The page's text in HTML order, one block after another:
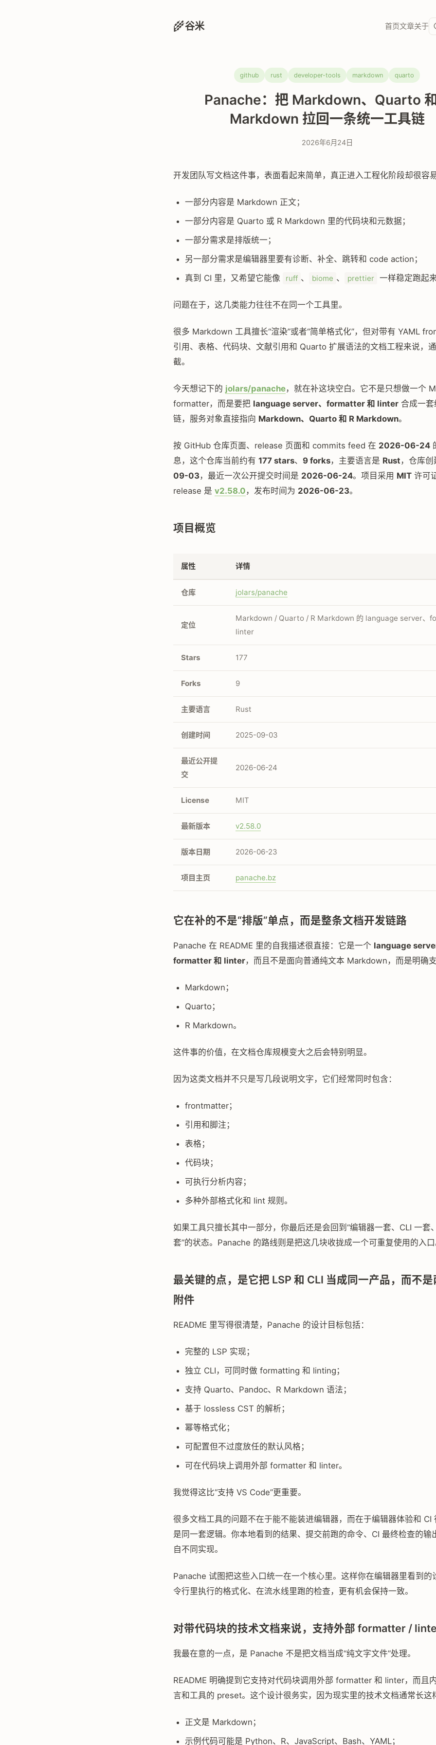
🌾谷米 首页文章关于
github rust developer-tools markdown quarto
Panache：把 Markdown、Quarto
Markdown 拉回一条统一工具链
2026年6月24日
开发团队写文档这件事，表面看起来简单，真正进入工程化阶段却很容易
一部分内容是 Markdown 正文；
一部分内容是 Quarto 或 R Markdown 里的代码块和元数据；
一部分需求是排版统一；
另一部分需求是编辑器里要有诊断、补全、跳转和 code action；
真到 CI 里，又希望它能像
ruff 、 biome 、 prettier 一样稳定跑起来
问题在于，这几类能力往往不在同一个工具里。
很多 Markdown 工具擅长“渲染”或者“简单格式化”，但对带有 YAML
引用、表格、代码块、文献引用和 Quarto 扩展语法的文档工程来说，
截。
今天想记下的 jolars/panache，就在补这块空白。它不是只想做一个
formatter，而是要把 language server、formatter 和 linter 合成一
链，服务对象直接指向 Markdown、Quarto 和 R Markdown。
按 GitHub 仓库页面、release 页面和 commits feed 在 2026-06-24
息，这个仓库当前约有 177 stars、 9 forks，主要语言是 Rust ，仓库创
09-03，最近一次公开提交时间是 2026-06-24。项目采用 MIT 许可
release 是 v2.58.0 ，发布时间为 2026-06-23。
项目概览
属性 详情
仓库 jolars/panache
定位
Markdown / Quarto / R Markdown 的 language server、
linter
Stars 177
Forks 9
主要语言 Rust
创建时间 2025-09-03
最近公开提
交
2026-06-24
License MIT
最新版本 v2.58.0
版本日期 2026-06-23
项目主页 panache.bz
它在补的不是“排版”单点，而是整条文档开发链路
Panache 在 README 里的自我描述很直接：它是一个 language server
formatter 和 linter，而且不是面向普通纯文本 Markdown，而是明确支
Markdown；
Quarto；
R Markdown。
这件事的价值，在文档仓库规模变大之后会特别明显。
因为这类文档并不只是写几段说明文字，它们经常同时包含：
frontmatter；
引用和脚注；
表格；
代码块；
可执行分析内容；
多种外部格式化和 lint 规则。
如果工具只擅长其中一部分，你最后还是会回到“编辑器一套、CLI 一套
套”的状态。Panache 的路线则是把这几块收拢成一个可重复使用的入口
最关键的点，是它把 LSP 和 CLI 当成同一产品，而不
附件
README 里写得很清楚，Panache 的设计目标包括：
完整的 LSP 实现；
独立 CLI，可同时做 formatting 和 linting；
支持 Quarto、Pandoc、R Markdown 语法；
基于 lossless CST 的解析；
幂等格式化；
可配置但不过度放任的默认风格；
可在代码块上调用外部 formatter 和 linter。
我觉得这比“支持 VS Code”更重要。
很多文档工具的问题不在于能不能装进编辑器，而在于编辑器体验和 CI
是同一套逻辑。你本地看到的结果、提交前跑的命令、CI 最终检查的输
自不同实现。
Panache 试图把这些入口统一在一个核心里。这样你在编辑器里看到的
令行里执行的格式化、在流水线里跑的检查，更有机会保持一致。
对带代码块的技术文档来说，支持外部 formatter /
我最在意的一点，是 Panache 不是把文档当成“纯文字文件”处理。
README 明确提到它支持对代码块调用外部 formatter 和 linter，而且
言和工具的 preset。这个设计很务实，因为现实里的技术文档通常长这
正文是 Markdown；
示例代码可能是 Python、R、JavaScript、Bash、YAML；